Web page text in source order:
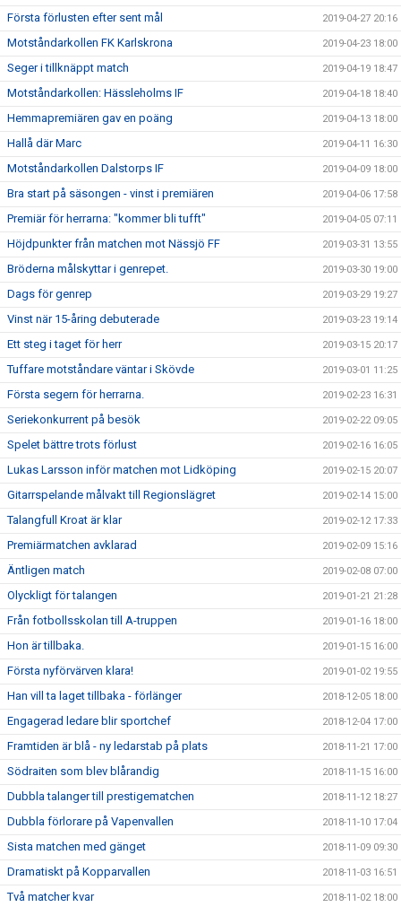
Första förlusten efter sent mål 2019-04-27 20:16
Motståndarkollen FK Karlskrona 2019-04-23 18:00
Seger i tillknäppt match 2019-04-19 18:47
Motståndarkollen: Hässleholms IF 2019-04-18 18:40
Hemmapremiären gav en poäng 2019-04-13 18:00
Hallå där Marc 2019-04-11 16:30
Motståndarkollen Dalstorps IF 2019-04-09 18:00
Bra start på säsongen - vinst i premiären 2019-04-06 17:58
Premiär för herrarna: "kommer bli tufft" 2019-04-05 07:11
Höjdpunkter från matchen mot Nässjö FF 2019-03-31 13:55
Bröderna målskyttar i genrepet. 2019-03-30 19:00
Dags för genrep 2019-03-29 19:27
Vinst när 15-åring debuterade 2019-03-23 19:14
Ett steg i taget för herr 2019-03-15 20:17
Tuffare motståndare väntar i Skövde 2019-03-01 11:25
Första segern för herrarna. 2019-02-23 16:31
Seriekonkurrent på besök 2019-02-22 09:05
Spelet bättre trots förlust 2019-02-16 16:05
Lukas Larsson inför matchen mot Lidköping 2019-02-15 20:07
Gitarrspelande målvakt till Regionslägret 2019-02-14 15:00
Talangfull Kroat är klar 2019-02-12 17:33
Premiärmatchen avklarad 2019-02-09 15:16
Äntligen match 2019-02-08 07:00
Olyckligt för talangen 2019-01-21 21:28
Från fotbollsskolan till A-truppen 2019-01-16 18:00
Hon är tillbaka. 2019-01-15 16:00
Första nyförvärven klara! 2019-01-02 19:55
Han vill ta laget tillbaka - förlänger 2018-12-05 18:00
Engagerad ledare blir sportchef 2018-12-04 17:00
Framtiden är blå - ny ledarstab på plats 2018-11-21 17:00
Södraiten som blev blårandig 2018-11-15 16:00
Dubbla talanger till prestigematchen 2018-11-12 18:27
Dubbla förlorare på Vapenvallen 2018-11-10 17:04
Sista matchen med gänget 2018-11-09 09:30
Dramatiskt på Kopparvallen 2018-11-03 16:51
Två matcher kvar 2018-11-02 18:00